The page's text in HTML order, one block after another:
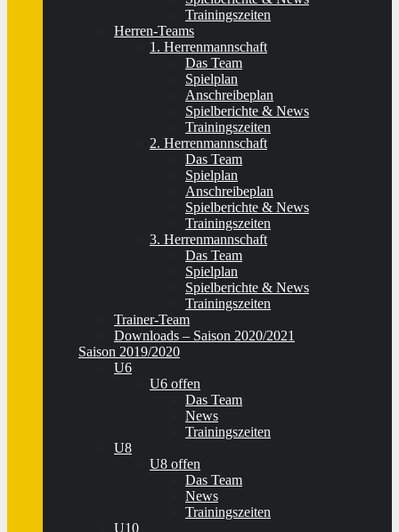
Trainingszeiten
Herren-Teams
1. Herrenmannschaft
Das Team
Spielplan
Anschreibeplan
Spielberichte & News
Trainingszeiten
2. Herrenmannschaft
Das Team
Spielplan
Anschreibeplan
Spielberichte & News
Trainingszeiten
3. Herrenmannschaft
Das Team
Spielplan
Spielberichte & News
Trainingszeiten
Trainer-Team
Downloads – Saison 2020/2021
Saison 2019/2020
U6
U6 offen
Das Team
News
Trainingszeiten
U8
U8 offen
Das Team
News
Trainingszeiten
U10